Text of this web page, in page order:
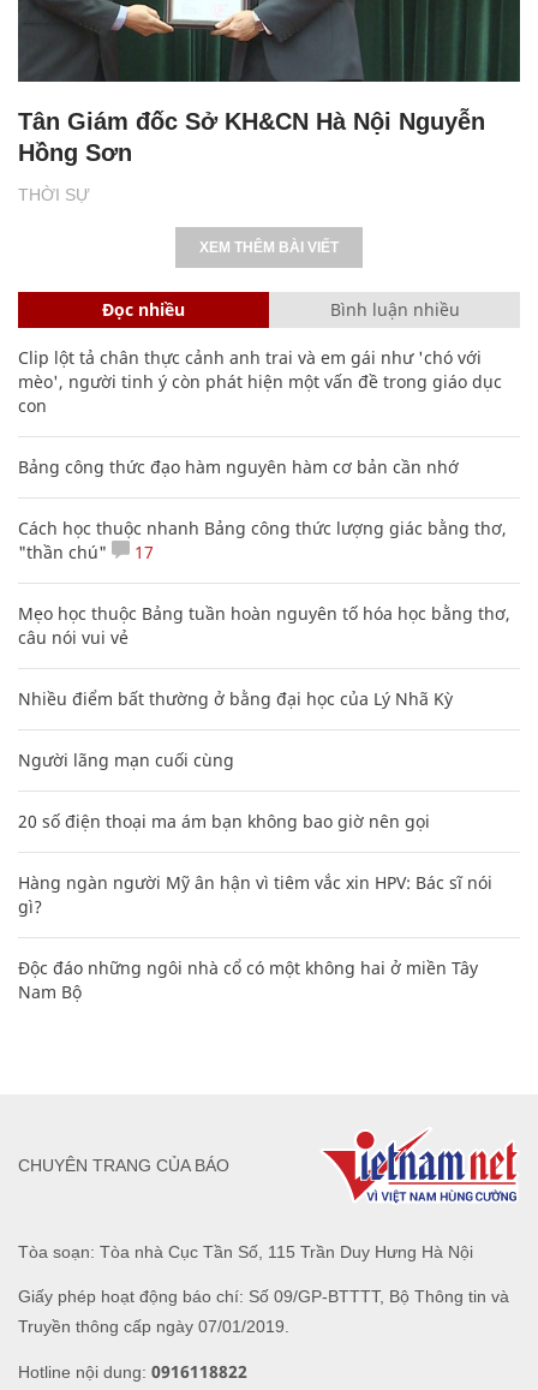
THỜI SỰ
Tân Giám đốc Sở KH&CN Hà Nội Nguyễn
Hồng Sơn
XEM THÊM BÀI VIẾT
Đọc nhiều Bình luận nhiều
Clip lột tả chân thực cảnh anh trai và em gái như 'chó với
mèo', người tinh ý còn phát hiện một vấn đề trong giáo dục
con
Bảng công thức đạo hàm nguyên hàm cơ bản cần nhớ
Cách học thuộc nhanh Bảng công thức lượng giác bằng thơ,
"thần chú"
17
Mẹo học thuộc Bảng tuần hoàn nguyên tố hóa học bằng thơ,
câu nói vui vẻ
Nhiều điểm bất thường ở bằng đại học của Lý Nhã Kỳ
Người lãng mạn cuối cùng
20 số điện thoại ma ám bạn không bao giờ nên gọi
Hàng ngàn người Mỹ ân hận vì tiêm vắc xin HPV: Bác sĩ nói
gì?
Độc đáo những ngôi nhà cổ có một không hai ở miền Tây
Nam Bộ
Tòa soạn: Tòa nhà Cục Tần Số, 115 Trần Duy Hưng Hà Nội
Giấy phép hoạt động báo chí: Số 09/GP-BTTTT, Bộ Thông tin và
Truyền thông cấp ngày 07/01/2019.
Hotline nội dung: 0916118822
CHUYÊN TRANG CỦA BÁO